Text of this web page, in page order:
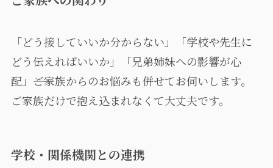
「どう接していいか分からない」「学校や先生に
どう伝えればいいか」「兄弟姉妹への影響が心
配」――ご家族からのお悩みも併せてお伺いします。
ご家族だけで抱え込まれなくて大丈夫です。
学校・関係機関との連携